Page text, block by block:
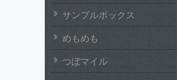
サンプルボックス
めもめも
つぼマイル